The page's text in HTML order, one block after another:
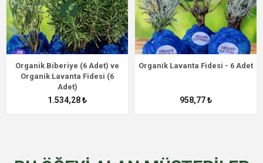
Organik Biberiye (6 Adet) ve
Organik Lavanta Fidesi (6
Adet)
1.534,28 ₺
Organik Lavanta Fidesi - 6 Adet
958,77 ₺